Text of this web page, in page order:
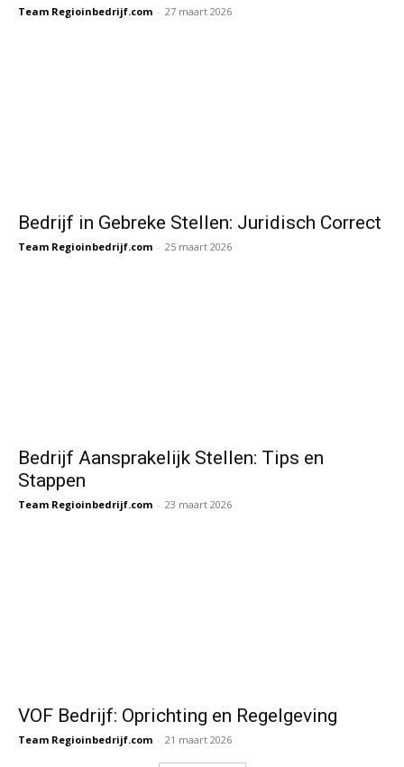
Team Regioinbedrijf.com - 27 maart 2026
Bedrijf in Gebreke Stellen: Juridisch Correct
Team Regioinbedrijf.com - 25 maart 2026
Bedrijf Aansprakelijk Stellen: Tips en
Stappen
Team Regioinbedrijf.com - 23 maart 2026
VOF Bedrijf: Oprichting en Regelgeving
Team Regioinbedrijf.com - 21 maart 2026